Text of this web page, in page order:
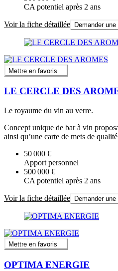
CA potentiel après 2 ans
Voir la fiche détaillée Demander
Mettre en favoris
LE CERCLE DES
Le royaume du vin au verre.
Concept unique de bar à vin
ainsi qu’une carte de mets de
50 000 €
Apport personnel
500 000 €
CA potentiel après 2 ans
Voir la fiche détaillée Demander
Mettre en favoris
OPTIMA ENERGIE